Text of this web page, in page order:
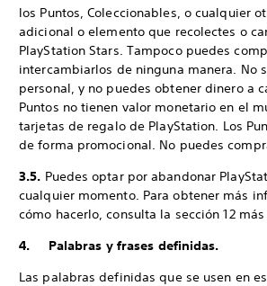
los Puntos, Coleccionables, o cualquier
adicional o elemento que recolectes o
PlayStation Stars. Tampoco puedes
intercambiarlos de ninguna manera. No
personal, y no puedes obtener dinero a
Puntos no tienen valor monetario en el
tarjetas de regalo de PlayStation. Los
de forma promocional. No puedes
3.5. Puedes optar por abandonar
cualquier momento. Para obtener más
cómo hacerlo, consulta la sección 12
4. Palabras y frases definidas.
Las palabras definidas que se usen en